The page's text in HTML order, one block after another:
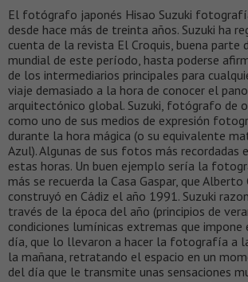
El fotógrafo japonés Hisao Suzuki
desde hace más de treinta años. Suzuki ha
cuenta de la revista El Croquis, buena parte
mundial de este período, hasta poderse
de los intermediarios principales para
viaje demasiado a la hora de conocer el
arquitectónico global. Suzuki, fotógrafo de
como uno de sus medios de expresión
durante la hora mágica (o su equivalente
Azul). Algunas de sus fotos más recordadas
estas horas. Un buen ejemplo sería la
más se recuerda la Casa Gaspar, que Alberto
construyó en Cádiz el año 1991. Suzuki
través de la época del año (principios de
condiciones lumínicas extremas que
día, que lo llevaron a hacer la fotografía a
la mañana, retratando el espacio en un
del día que le transmite unas sensaciones